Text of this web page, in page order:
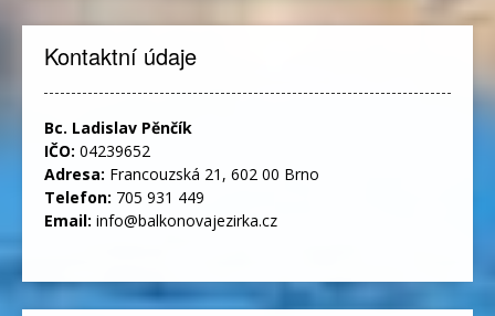
Kontaktní údaje
Bc. Ladislav Pěnčík
IČO: 04239652
Adresa: Francouzská 21, 602 00 Brno
Telefon: 705 931 449
Email: info@balkonovajezirka.cz